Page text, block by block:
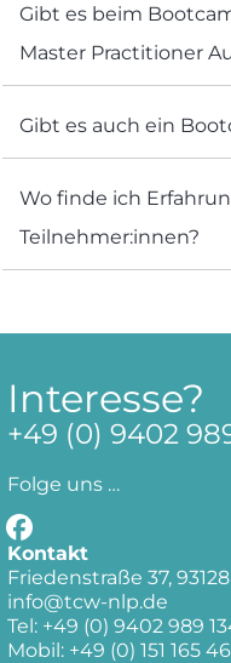
Gibt es beim
Master Practitioner
Gibt es auch ein
Wo finde ich
Teilnehmer:innen?
Interesse?
+49 (0) 9402
Folge uns …
Kontakt
Friedenstraße 37,
info@tcw-nlp.de
Tel: +49 (0) 9402 989
Mobil: +49 (0) 151 165